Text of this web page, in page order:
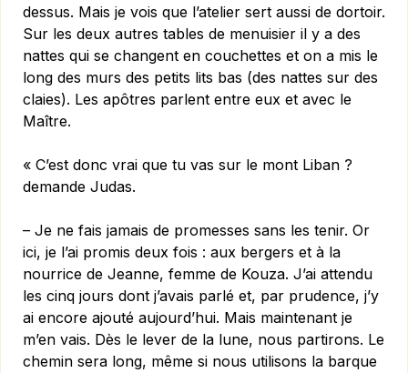
dessus. Mais je vois que l’atelier sert aussi de dortoir.
Sur les deux autres tables de menuisier il y a des
nattes qui se changent en couchettes et on a mis le
long des murs des petits lits bas (des nattes sur des
claies). Les apôtres parlent entre eux et avec le
Maître.
« C’est donc vrai que tu vas sur le mont Liban ?
demande Judas.
– Je ne fais jamais de promesses sans les tenir. Or
ici, je l’ai promis deux fois : aux bergers et à la
nourrice de Jeanne, femme de Kouza. J’ai attendu
les cinq jours dont j’avais parlé et, par prudence, j’y
ai encore ajouté aujourd’hui. Mais maintenant je
m’en vais. Dès le lever de la lune, nous partirons. Le
chemin sera long, même si nous utilisons la barque